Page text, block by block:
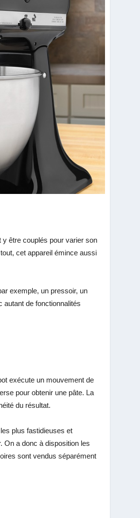
être couplés pour varier son
cet appareil émince aussi
exemple, un pressoir, un
autant de fonctionnalités
exécute un mouvement de
pour obtenir une pâte. La
du résultat.
plus fastidieuses et
On a donc à disposition les
sont vendus séparément